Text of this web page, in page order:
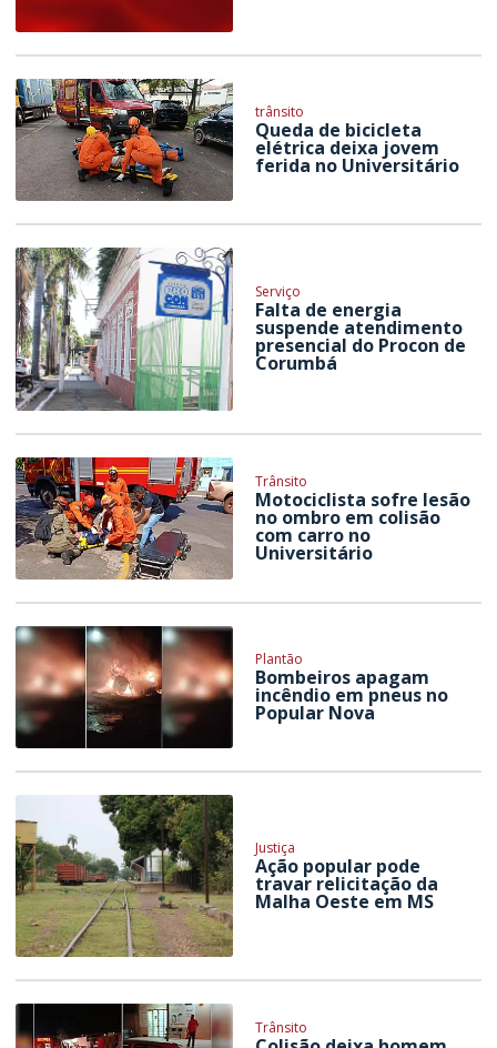
trânsito
Queda de bicicleta
elétrica deixa jovem
ferida no Universitário
Serviço
Falta de energia
suspende atendimento
presencial do Procon de
Corumbá
Trânsito
Motociclista sofre lesão
no ombro em colisão
com carro no
Universitário
Plantão
Bombeiros apagam
incêndio em pneus no
Popular Nova
Justiça
Ação popular pode
travar relicitação da
Malha Oeste em MS
Trânsito